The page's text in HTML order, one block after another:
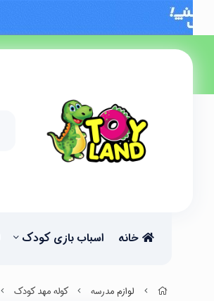
خانه اسباب بازی کودک
لوازم مدرسه کوله مهد کودک